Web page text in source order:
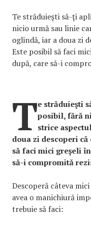
Te străduieşti să-ţi
nicio urmă sau linie
oglindă, iar a doua zi
Este posibil să faci
după, care să-i
Te străduieşti
posibil, fără
strice
doua zi descoperi
să faci mici greşeli
să-i compromită
Descoperă câteva
avea o manichiură
trebuie să faci: